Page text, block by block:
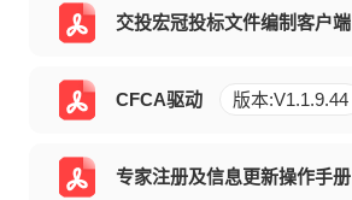
交投宏冠投标文件编制客户端
CFCA驱动 版本:V1.1.9.44
专家注册及信息更新操作手册